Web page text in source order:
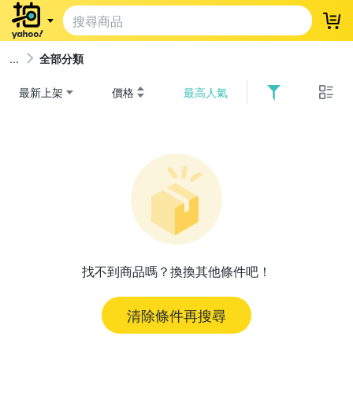
登
全部分類
最新上架 價格 最高人氣
找不到商品嗎？換換其他條件吧！
清除條件再搜尋